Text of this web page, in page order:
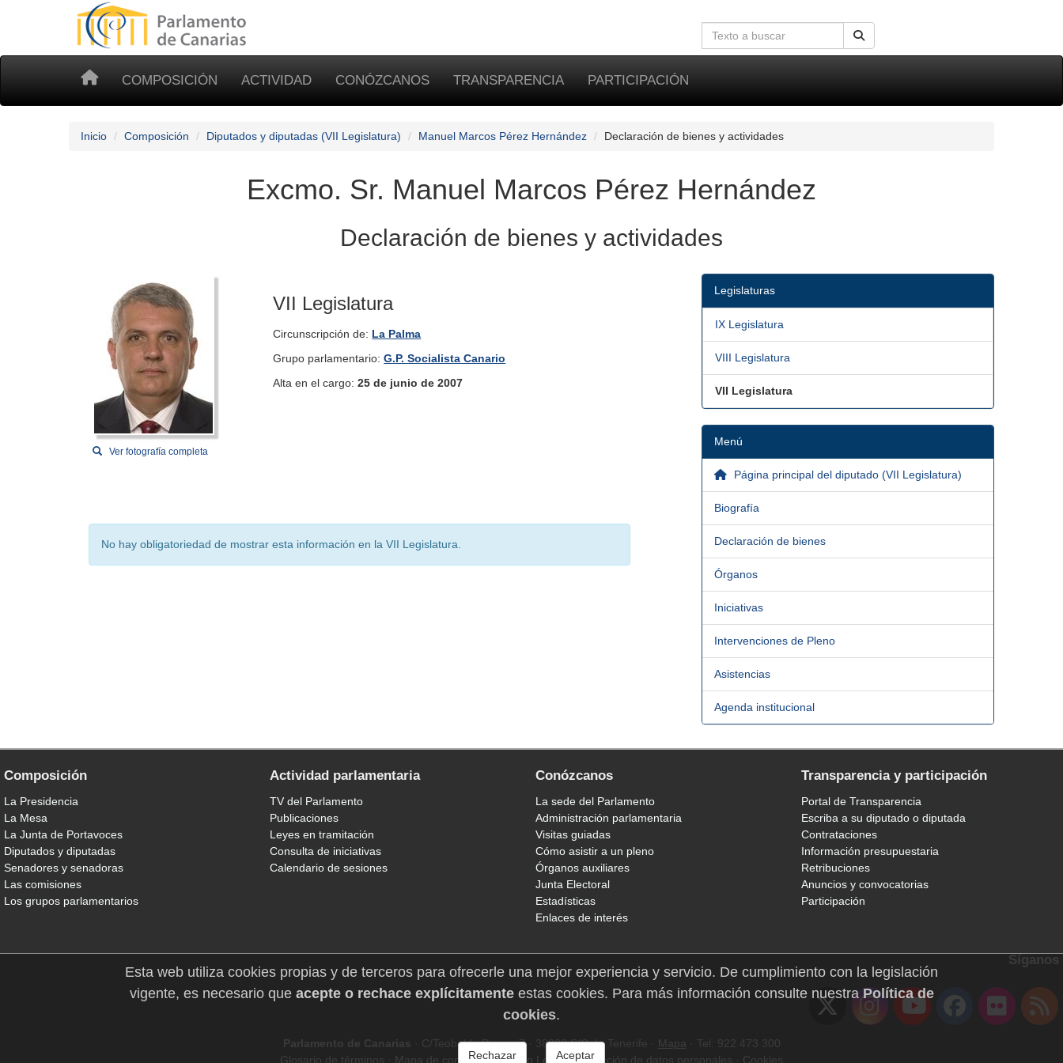
COMPOSICIÓN ACTIVIDAD CONÓZCANOS TRANSPARENCIA PARTICIPACIÓN
Inicio Composición Diputados y diputadas (VII Legislatura) Manuel Marcos Pérez Hernández Declaración de bienes y actividades
Excmo. Sr. Manuel Marcos Pérez Hernández
Declaración de bienes y actividades
Ver fotografía completa
VII Legislatura
Circunscripción de: La Palma
Grupo parlamentario:G.P. Socialista Canario
Alta en el cargo:25 de junio de 2007
No hay obligatoriedad de mostrar esta información en la VII Legislatura.
Legislaturas
IX Legislatura
VIII Legislatura
VII Legislatura
Menú
Página principal del diputado (VII Legislatura)
Biografía
Declaración de bienes
Órganos
Iniciativas
Intervenciones de Pleno
Asistencias
Agenda institucional
Composición
La Presidencia
La Mesa
La Junta de Portavoces
Diputados y diputadas
Senadores y senadoras
Las comisiones
Los grupos parlamentarios
Actividad parlamentaria
TV del Parlamento
Publicaciones
Leyes en tramitación
Consulta de iniciativas
Calendario de sesiones
Conózcanos
La sede del Parlamento
Administración parlamentaria
Visitas guiadas
Cómo asistir a un pleno
Órganos auxiliares
Junta Electoral
Estadísticas
Enlaces de interés
Transparencia y participación
Portal de Transparencia
Escriba a su diputado o diputada
Contrataciones
Información presupuestaria
Retribuciones
Anuncios y convocatorias
Participación
Síganos
Parlamento de Canarias · C/Teobaldo Power, 7 · 38002 S/C de Tenerife · Mapa · Tel: 922 473 300
Glosario de términos · Mapa de contenidos·Aviso Legal·Protección de datos personales · Cookies
Esta web utiliza cookies propias y de terceros para ofrecerle una mejor experiencia y servicio. De cumplimiento con la legislación
vigente, es necesario que acepte o rechace explícitamenteestas cookies. Para más información consulte nuestraPolítica de
cookies.
Rechazar Aceptar